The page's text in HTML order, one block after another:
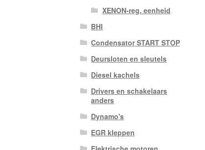
XENON-reg. eenheid
BHI
Condensator START STOP
Deursloten en sleutels
Diesel kachels
Drivers en schakelaars
anders
Dynamo's
EGR kleppen